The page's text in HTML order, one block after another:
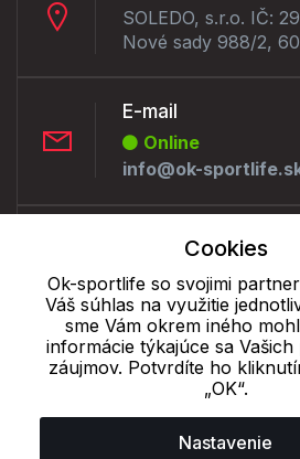
SOLEDO, s.r.o. IČ:
Nové sady 988/2,
E-mail
Online
info@ok-
Telefón:
+421 277 270 090
Cookie - podrobné nastavenie| Ďalšie
Cookies
Ok-sportlife so svojimi
Váš súhlas na využitie
sme Vám okrem iného
informácie týkajúce sa
záujmov. Potvrdíte ho
„OK“.
Nastavenie